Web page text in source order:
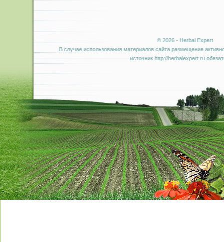
© 2026 - Herbal Expert
В случае использования материалов сайта размещение
источник http://herbalexpert.ru